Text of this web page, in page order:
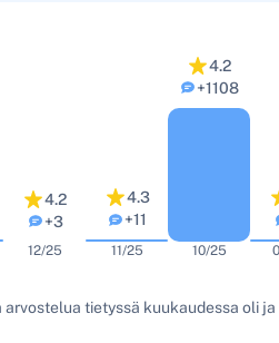
4.2
+3
12/25
4.3
+11
11/25
4.2
+1108
10/25
tietyssä kuukaudessa oli